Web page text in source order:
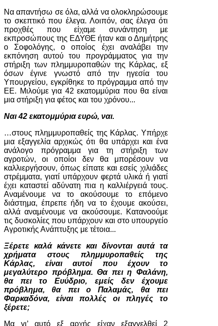
Να απαντήσω σε όλα, αλλά να ολοκληρώσουμε
το σκεπτικό που έλεγα. Λοιπόν, σας έλεγα ότι
προχθές που είχαμε συνάντηση με
εκπροσώπους της ΕΔΥΘΕ ήταν και ο Δημήτρης
ο Σοφολόγης, ο οποίος έχει αναλάβει την
εκπόνηση αυτού του προγράμματος για την
στήριξη των πλημμυροπαθών της Κάρλας, εξ
όσων έγινε γνωστό από την ηγεσία του
Υπουργείου, εγκρίθηκε το πρόγραμμα από την
ΕΕ. Μιλούμε για 42 εκατομμύρια που θα είναι
μια στήριξη για φέτος και του χρόνου...
Ναι 42 εκατομμύρια ευρώ, ναι.
…στους πλημμυροπαθείς της Κάρλας. Υπήρχε
μια εξαγγελία αρχικώς ότι θα υπάρχει και ένα
ανάλογο πρόγραμμα για τη στήριξη των
αγροτών, οι οποίοι δεν θα μπορέσουν να
καλλιεργήσουν, όπως είπατε και εσείς χιλιάδες
στρέμματα, γιατί υπάρχουν φερτά υλικά ή γιατί
έχει καταστεί αδύνατη πια η καλλιέργειά τους.
Αναμένουμε να το ακούσουμε το επόμενο
διάστημα, έπρεπε ήδη να το έχουμε ακούσει,
αλλά αναμένουμε να ακούσουμε. Κατανοούμε
τις δυσκολίες που υπάρχουν και στο υπουργείο
Αγροτικής Ανάπτυξης με τέτοια...
Ξέρετε καλά κάνετε και δίνονται αυτά τα
χρήματα στους πλημμυροπαθείς της
Κάρλας, είναι αυτοί που έχουν το
μεγαλύτερο πρόβλημα. Θα πει η Φαλάνη,
θα πει το Ευύδριο, εμείς δεν έχουμε
πρόβλημα, θα πει ο Παλαμάς, θα πει
Φαρκαδόνα, είναι πολλές οι πληγές το
ξέρετε;
Μα γι’ αυτό εξ αρχής είχαν εξαγγελθεί 2